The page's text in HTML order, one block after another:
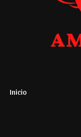
Inicio